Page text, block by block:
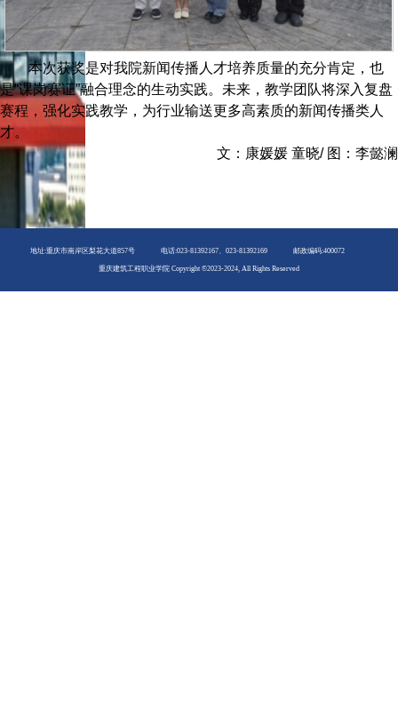
本次获奖是对我院新闻传播人才培养质量的充分肯定，也
是“课岗赛证”融合理念的生动实践。未来，教学团队将深入复盘
赛程，强化实践教学，为行业输送更多高素质的新闻传播类人
才。
文：康媛媛 童晓/ 图：李懿澜
地址:重庆市南岸区梨花大道857号 电话:023-81392167、023-81392169 邮政编码:400072
重庆建筑工程职业学院 Copyright ©2023-2024, All Rights Reserved